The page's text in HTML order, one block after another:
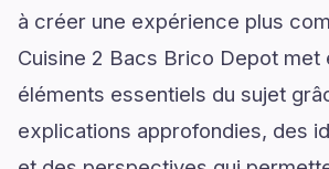
à créer une expérience plus
Cuisine 2 Bacs Brico Depot met
éléments essentiels du sujet
explications approfondies, des